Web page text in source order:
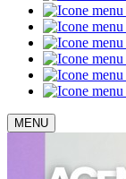
MENU